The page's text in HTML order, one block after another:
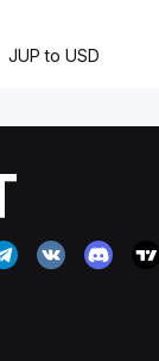
JUP to USD